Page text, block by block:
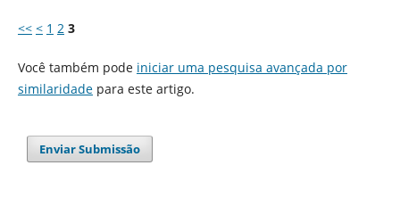
<< < 1 2 3
Você também pode iniciar uma pesquisa avançada por
similaridadepara este artigo.
Enviar Submissão